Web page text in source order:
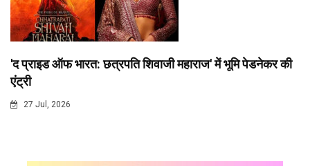
'द प्राइड ऑफ भारत: छत्रपति शिवाजी महाराज' में भूमि पेडनेकर की
एंट्री
27 Jul, 2026